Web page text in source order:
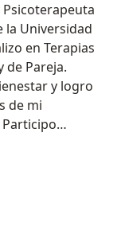
Psicoterapeuta
la Universidad
en Terapias
de Pareja.
y logro
de mi
prensa
es una
de solución,
la acción y